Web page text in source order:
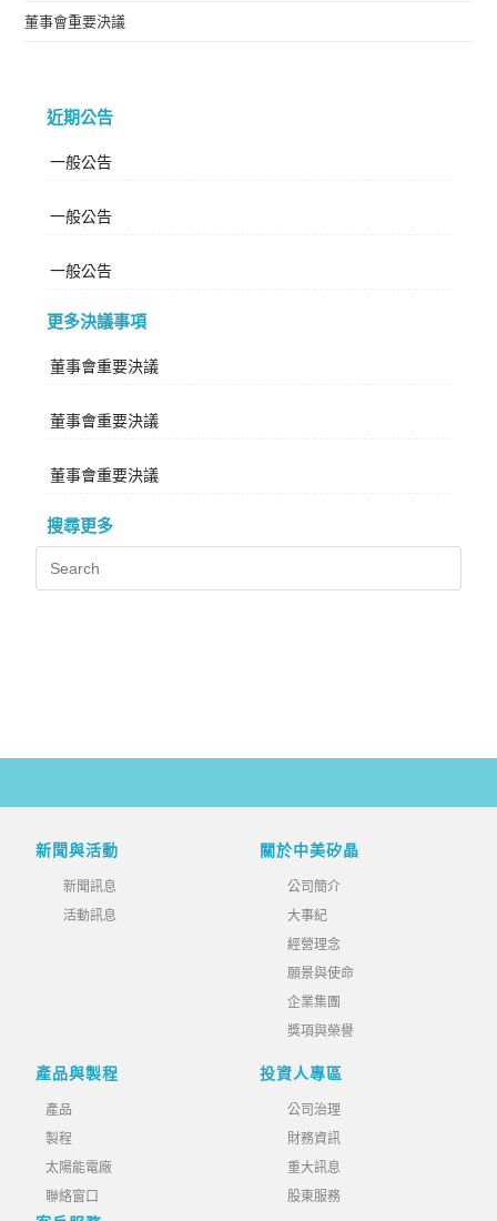
董事會重要決議
近期公告
一般公告
一般公告
一般公告
更多決議事項
董事會重要決議
董事會重要決議
董事會重要決議
搜尋更多
新聞與活動
新聞訊息
活動訊息
關於中美矽晶
公司簡介
大事紀
經營理念
願景與使命
企業集團
獎項與榮譽
產品與製程
產品
製程
太陽能電廠
聯絡窗口
投資人專區
公司治理
財務資訊
重大訊息
股東服務